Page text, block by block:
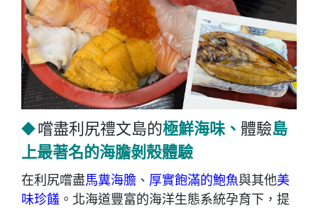
◆嚐盡利尻禮文島的極鮮海味、 體驗島
上最著名的海膽剝殼體驗
在利尻嚐盡馬糞海膽 、 厚實飽滿的鮑魚與其他美
味珍饈 。北海道豐富的海洋生態系統孕育下，提